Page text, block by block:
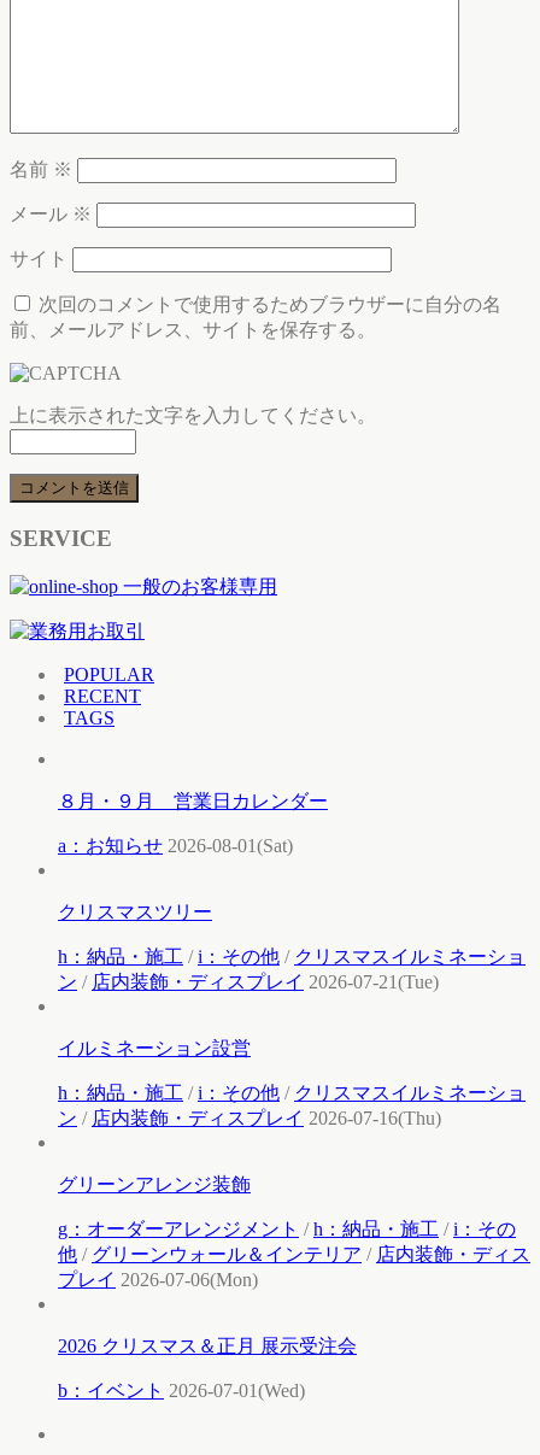
名前 ※
メール ※
サイト
次回のコメントで使用するためブラウザーに自分の名
前、メールアドレス、サイトを保存する。
上に表示された文字を入力してください。
SERVICE
POPULAR
RECENT
TAGS
８月・９月 営業日カレンダー
a：お知らせ 2026-08-01(Sat)
クリスマスツリー
h：納品・施工 /i：その他 / クリスマスイルミネーショ
ン / 店内装飾・ディスプレイ 2026-07-21(Tue)
イルミネーション設営
h：納品・施工 /i：その他 / クリスマスイルミネーショ
ン / 店内装飾・ディスプレイ 2026-07-16(Thu)
グリーンアレンジ装飾
g：オーダーアレンジメント /h：納品・施工 /i：その
他 / グリーンウォール＆インテリア / 店内装飾・ディス
プレイ 2026-07-06(Mon)
2026 クリスマス＆正月 展示受注会
b：イベント 2026-07-01(Wed)